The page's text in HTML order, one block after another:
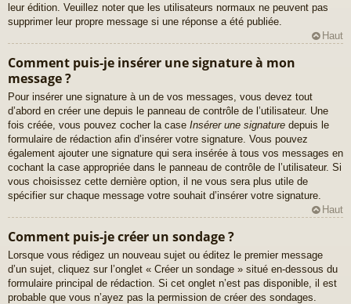
leur édition. Veuillez noter que les utilisateurs normaux ne peuvent pas
supprimer leur propre message si une réponse a été publiée.
Haut
Comment puis-je insérer une signature à mon
message ?
Pour insérer une signature à un de vos messages, vous devez tout
d’abord en créer une depuis le panneau de contrôle de l’utilisateur. Une
fois créée, vous pouvez cocher la case Insérer une signature depuis le
formulaire de rédaction afin d’insérer votre signature. Vous pouvez
également ajouter une signature qui sera insérée à tous vos messages en
cochant la case appropriée dans le panneau de contrôle de l’utilisateur. Si
vous choisissez cette dernière option, il ne vous sera plus utile de
spécifier sur chaque message votre souhait d’insérer votre signature.
Haut
Comment puis-je créer un sondage ?
Lorsque vous rédigez un nouveau sujet ou éditez le premier message
d’un sujet, cliquez sur l’onglet « Créer un sondage » situé en-dessous du
formulaire principal de rédaction. Si cet onglet n’est pas disponible, il est
probable que vous n’ayez pas la permission de créer des sondages.